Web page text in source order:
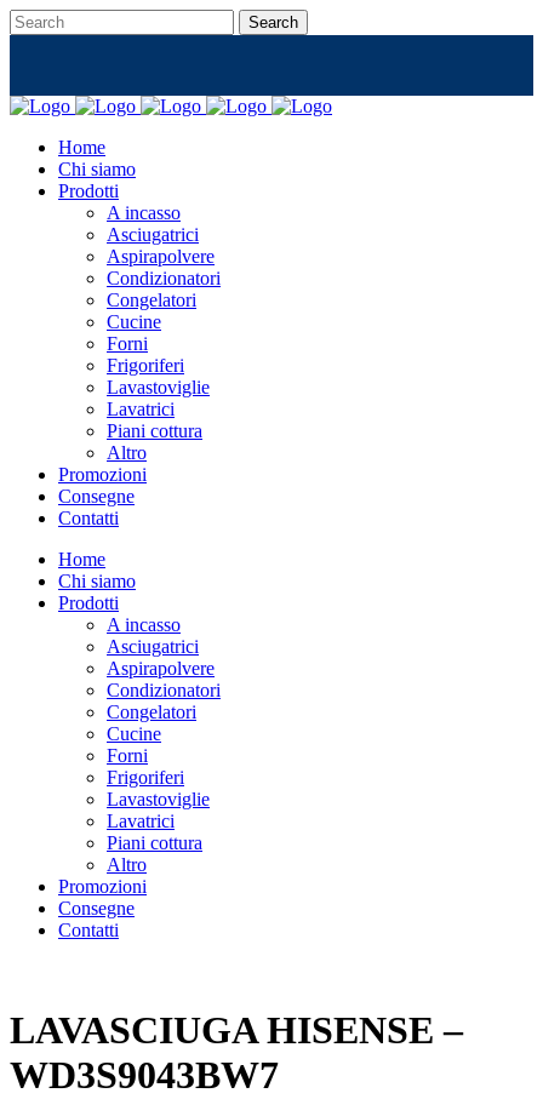
Home
Chi siamo
Prodotti
A incasso
Asciugatrici
Aspirapolvere
Condizionatori
Congelatori
Cucine
Forni
Frigoriferi
Lavastoviglie
Lavatrici
Piani cottura
Altro
Promozioni
Consegne
Contatti
Home
Chi siamo
Prodotti
A incasso
Asciugatrici
Aspirapolvere
Condizionatori
Congelatori
Cucine
Forni
Frigoriferi
Lavastoviglie
Lavatrici
Piani cottura
Altro
Promozioni
Consegne
Contatti
LAVASCIUGA HISENSE –
WD3S9043BW7